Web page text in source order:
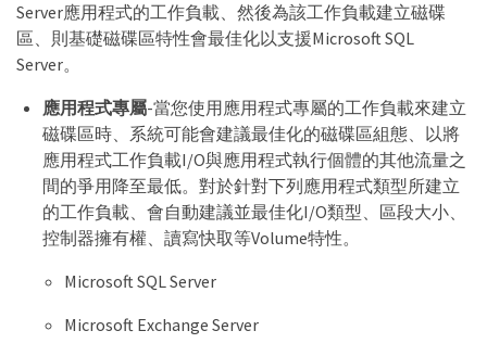
Server應用程式的工作負載、然後為該工作負載建立磁碟
區、則基礎磁碟區特性會最佳化以支援Microsoft SQL
Server。
應用程式專屬-當您使用應用程式專屬的工作負載來建立
磁碟區時、系統可能會建議最佳化的磁碟區組態、以將
應用程式工作負載I/O與應用程式執行個體的其他流量之
間的爭用降至最低。對於針對下列應用程式類型所建立
的工作負載、會自動建議並最佳化I/O類型、區段大小、
控制器擁有權、讀寫快取等Volume特性。
Microsoft SQL Server
Microsoft Exchange Server